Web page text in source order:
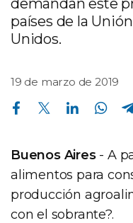
demandan este
países de la
Unidos.
19 de marzo de 2019
Compartir en Facebook Compartir en Twitter Compartir en Linkedin Compartir en Whatsapp
Buenos Aires- A
alimentos para
producción
con el sobrante?.